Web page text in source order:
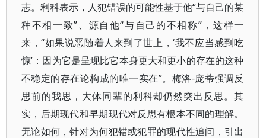
志。利科表示，人犯错误的可能性基于他“与自己的某
种不相一致”、源自他“与自己的不相称”，这样一
来，“如果说恶随着人来到了世上，‘我不应当感到吃
惊’：因为它是呈现比它本身更大和更小的存在的这种
不稳定的存在论构成的唯一实在”。梅洛-庞蒂强调反
思前的我思，大体同辈的利科却仍然突出反思。其
实，后期现代和早期现代对反思有根本不同的理解。
无论如何，针对为何犯错或犯罪的现代性追问，引出